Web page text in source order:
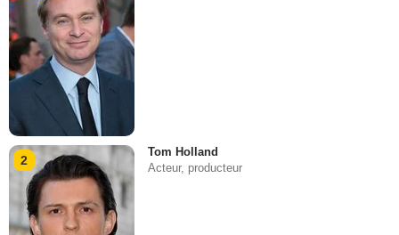
2
Tom Holland
Acteur, producteur